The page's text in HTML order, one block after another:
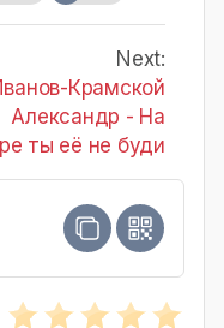
Next:
Крамской
Александр - На
ты её не буди